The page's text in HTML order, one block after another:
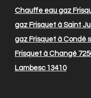
Chauffe eau gaz
gaz Frisquet à Saint
gaz Frisquet à Condé
Frisquet à Changé
Lambesc 13410